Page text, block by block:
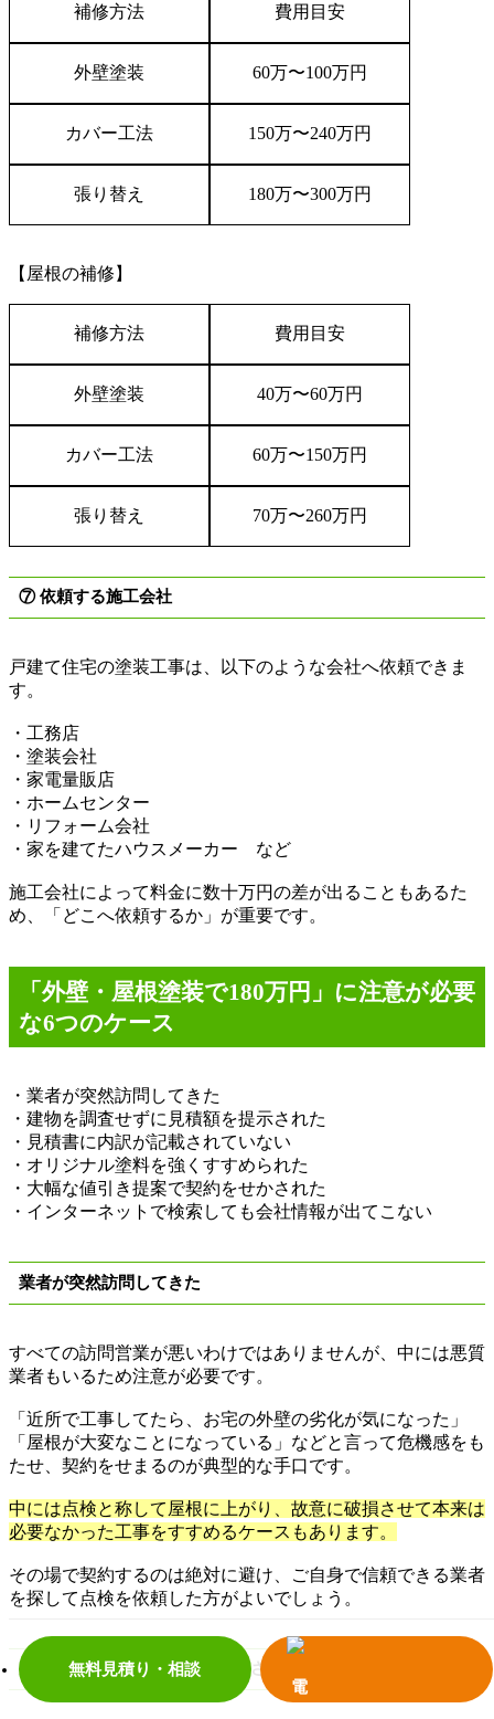
無料見積り・相談
補修方法 費用目安
外壁塗装 60万〜100万円
カバー工法 150万〜240万円
張り替え 180万〜300万円
【屋根の補修】
補修方法 費用目安
外壁塗装 40万〜60万円
カバー工法 60万〜150万円
張り替え 70万〜260万円
⑦ 依頼する施工会社
戸建て住宅の塗装工事は、以下のような会社へ依頼できま
す。
・工務店
・塗装会社
・家電量販店
・ホームセンター
・リフォーム会社
・家を建てたハウスメーカー など
施工会社によって料金に数十万円の差が出ることもあるた
め、「どこへ依頼するか」が重要です。
「外壁・屋根塗装で180万円」に注意が必要
な6つのケース
・業者が突然訪問してきた
・建物を調査せずに見積額を提示された
・見積書に内訳が記載されていない
・オリジナル塗料を強くすすめられた
・大幅な値引き提案で契約をせかされた
・インターネットで検索しても会社情報が出てこない
業者が突然訪問してきた
すべての訪問営業が悪いわけではありませんが、中には悪質
業者もいるため注意が必要です。
「近所で工事してたら、お宅の外壁の劣化が気になった」
「屋根が大変なことになっている」などと言って危機感をも
たせ、契約をせまるのが典型的な手口です。
中には点検と称して屋根に上がり、故意に破損させて本来は
必要なかった工事をすすめるケースもあります。
その場で契約するのは絶対に避け、ご自身で信頼できる業者
を探して点検を依頼した方がよいでしょう。
建物を調査せずに見積額を提示された